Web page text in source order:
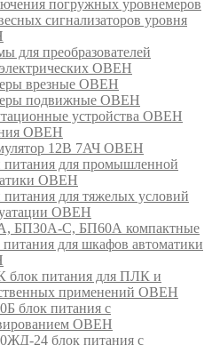
погружных уровнемеров
сигнализаторов уровня
для преобразователей
ОВЕН
врезные ОВЕН
подвижные ОВЕН
устройства ОВЕН
ОВЕН
12В 7АЧ ОВЕН
питания для промышленной
ОВЕН
питания для тяжелых условий
ОВЕН
БП30А-С, БП60А компактные
питания для шкафов автоматики
блок питания для ПЛК и
применений ОВЕН
блок питания с
ОВЕН
24 блок питания с